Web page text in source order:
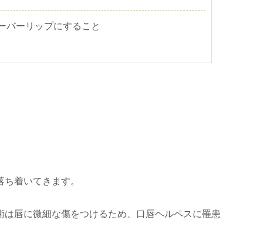
バーリップにすること
着いてきます。
唇に微細な傷をつけるため、口唇ヘルペスに罹患